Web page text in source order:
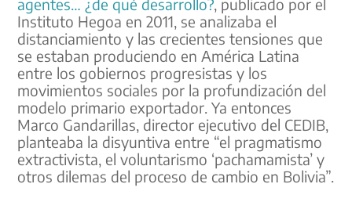
Instituto Hegoa en 2011, se analizaba el
distanciamiento y las crecientes tensiones que
se estaban produciendo en América Latina
entre los gobiernos progresistas y los
movimientos sociales por la profundización del
modelo primario exportador. Ya entonces
Marco Gandarillas, director ejecutivo del CEDIB,
planteaba la disyuntiva entre “el pragmatismo
extractivista, el voluntarismo ‘pachamamista’ y
otros dilemas del proceso de cambio en Bolivia”.